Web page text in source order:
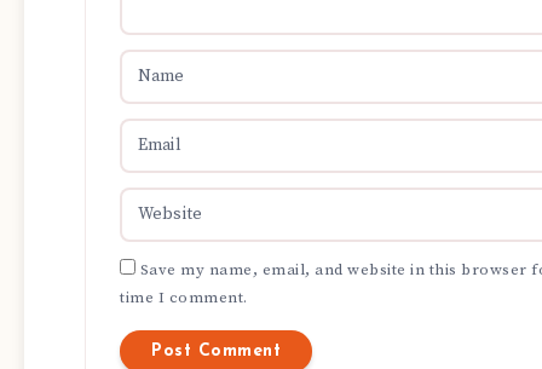
Save my name, email, and website in this browser
time I comment.